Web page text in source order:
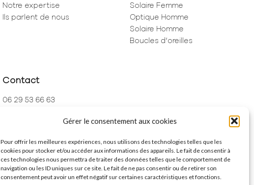
Gérer le consentement aux cookies
Pour offrir les meilleures expériences, nous utilisons des technologies telles que les
cookies pour stocker et/ou accéder aux informations des appareils. Le fait de consentir à
ces technologies nous permettra de traiter des données telles que le comportement de
navigation ou les ID uniques sur ce site. Le fait de ne pas consentir ou de retirer son
consentement peut avoir un effet négatif sur certaines caractéristiques et fonctions.
Notre expertise
Ils parlent de nous
Solaire Femme
Optique Homme
Solaire Homme
Boucles d’oreilles
Contact
06 29 53 66 63
250 Rue de Rivoli